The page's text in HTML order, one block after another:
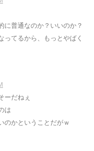
に普通なのか？いいのか？
ってるから、もっとやばく
ーだねぇ
は
のかということだがｗ